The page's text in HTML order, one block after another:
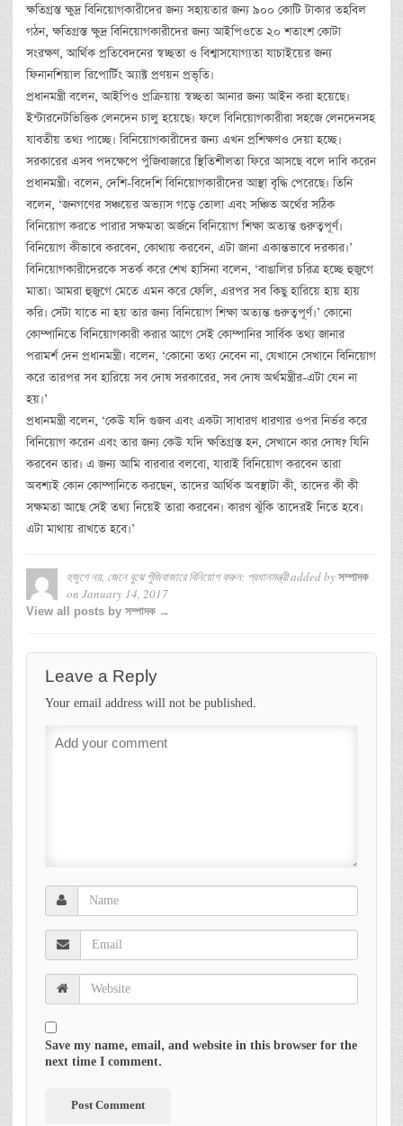
ক্ষতিগ্রস্ত ক্ষুদ্র বিনিয়োগকারীদের জন্য সহায়তার জন্য ৯০০ কোটি টাকার তহবিল
গঠন, ক্ষতিগ্রস্ত ক্ষুদ্র বিনিয়োগকারীদের জন্য আইপিওতে ২০ শতাংশ কোটা
সংরক্ষণ, আর্থিক প্রতিবেদনের স্বচ্ছতা ও বিশ্বাসযোগ্যতা যাচাইয়ের জন্য
ফিনানশিয়াল রিপোর্টিং অ্যাক্ট প্রণয়ন প্রভৃতি।
প্রধানমন্ত্রী বলেন, আইপিও প্রক্রিয়ায় স্বচ্ছতা আনার জন্য আইন করা হয়েছে।
ইন্টারনেটভিত্তিক লেনদেন চালু হয়েছে। ফলে বিনিয়োগকারীরা সহজে লেনদেনসহ
যাবতীয় তথ্য পাচ্ছে। বিনিয়োগকারীদের জন্য এখন প্রশিক্ষণও দেয়া হচ্ছে।
সরকারের এসব পদক্ষেপে পুঁজিবাজারে স্থিতিশীলতা ফিরে আসছে বলে দাবি করেন
প্রধানমন্ত্রী। বলেন, দেশি-বিদেশি বিনিয়োগকারীদের আস্থা বৃদ্ধি পেরেছে। তিনি
বলেন, ‘জনগণের সঞ্চয়ের অভ্যাস গড়ে তোলা এবং সঞ্চিত অর্থের সঠিক
বিনিয়োগ করতে পারার সক্ষমতা অর্জনে বিনিয়োগ শিক্ষা অত্যন্ত গুরুত্বপূর্ণ।
বিনিয়োগ কীভাবে করবেন, কোথায় করবেন, এটা জানা একান্তভাবে দরকার।’
বিনিয়োগকারীদেরকে সতর্ক করে শেখ হাসিনা বলেন, ‘বাঙালির চরিত্র হচ্ছে হুজুগে
মাতা। আমরা হুজুগে মেতে এমন করে ফেলি, এরপর সব কিছু হারিয়ে হায় হায়
করি। সেটা যাতে না হয় তার জন্য বিনিয়োগ শিক্ষা অত্যন্ত গুরুত্বপূর্ণ।’ কোনো
কোম্পানিতে বিনিয়োগকারী করার আগে সেই কোম্পানির সার্বিক তথ্য জানার
পরামর্শ দেন প্রধানমন্ত্রী। বলেন, ‘কোনো তথ্য নেবেন না, যেখানে সেখানে বিনিয়োগ
করে তারপর সব হারিয়ে সব দোষ সরকারের, সব দোষ অর্থমন্ত্রীর-এটা যেন না
হয়।’
প্রধানমন্ত্রী বলেন, ‘কেউ যদি গুজব এবং একটা সাধারণ ধারণার ওপর নির্ভর করে
বিনিয়োগ করেন এবং তার জন্য কেউ যদি ক্ষতিগ্রস্ত হন, সেখানে কার দোষ? যিনি
করবেন তার। এ জন্য আমি বারবার বলবো, যারাই বিনিয়োগ করবেন তারা
অবশ্যই কোন কোম্পানিতে করছেন, তাদের আর্থিক অবস্থাটা কী, তাদের কী কী
সক্ষমতা আছে সেই তথ্য নিয়েই তারা করবেন। কারণ ঝুঁকি তাদেরই নিতে হবে।
এটা মাথায় রাখতে হবে।’
হুজুগে নয়, জেনে বুঝে পুঁজিবাজারে বিনিয়োগ করুন: প্রধানমন্ত্রীadded by সম্পাদক
on January 14, 2017
View all posts by সম্পাদক →
Leave a Reply
Your email address will not be published.
Save my name, email, and website in this browser for the
next time I comment.